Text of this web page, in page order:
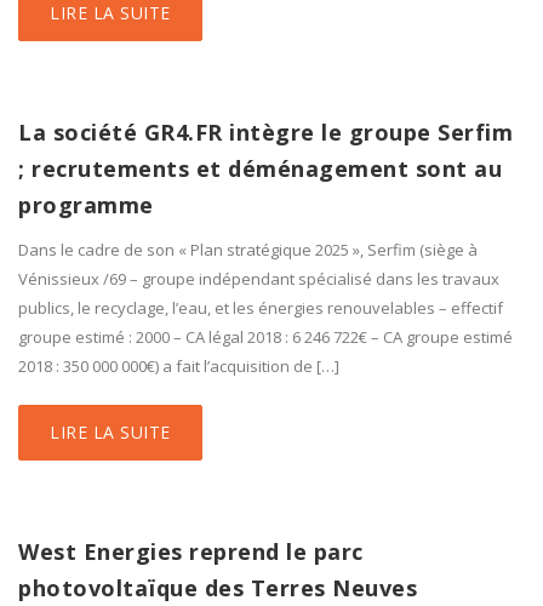
LIRE LA SUITE
La société GR4.FR intègre le groupe Serfim
; recrutements et déménagement sont au
programme
Dans le cadre de son « Plan stratégique 2025 », Serfim (siège à
Vénissieux /69 – groupe indépendant spécialisé dans les travaux
publics, le recyclage, l’eau, et les énergies renouvelables – effectif
groupe estimé : 2000 – CA légal 2018 : 6 246 722€ – CA groupe estimé
2018 : 350 000 000€) a fait l’acquisition de […]
LIRE LA SUITE
West Energies reprend le parc
photovoltaïque des Terres Neuves